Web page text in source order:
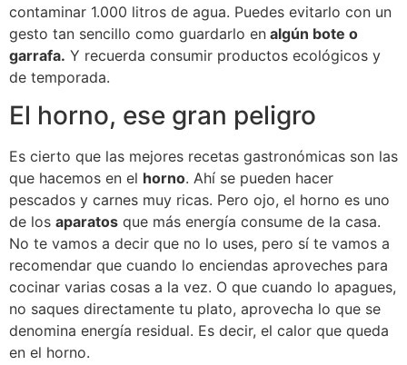
contaminar 1.000 litros de agua. Puedes evitarlo con un
gesto tan sencillo como guardarlo en algún bote o
garrafa. Y recuerda consumir productos ecológicos y
de temporada.
El horno, ese gran peligro
Es cierto que las mejores recetas gastronómicas son las
que hacemos en el horno. Ahí se pueden hacer
pescados y carnes muy ricas. Pero ojo, el horno es uno
de los aparatos que más energía consume de la casa.
No te vamos a decir que no lo uses, pero sí te vamos a
recomendar que cuando lo enciendas aproveches para
cocinar varias cosas a la vez. O que cuando lo apagues,
no saques directamente tu plato, aprovecha lo que se
denomina energía residual. Es decir, el calor que queda
en el horno.